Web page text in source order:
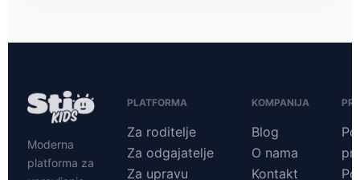
Moderna
platforma za
PLATFORMA
Za roditelje
Za odgajatelje
Za upravu
KOMPANIJA
Blog
O nama
Kontakt